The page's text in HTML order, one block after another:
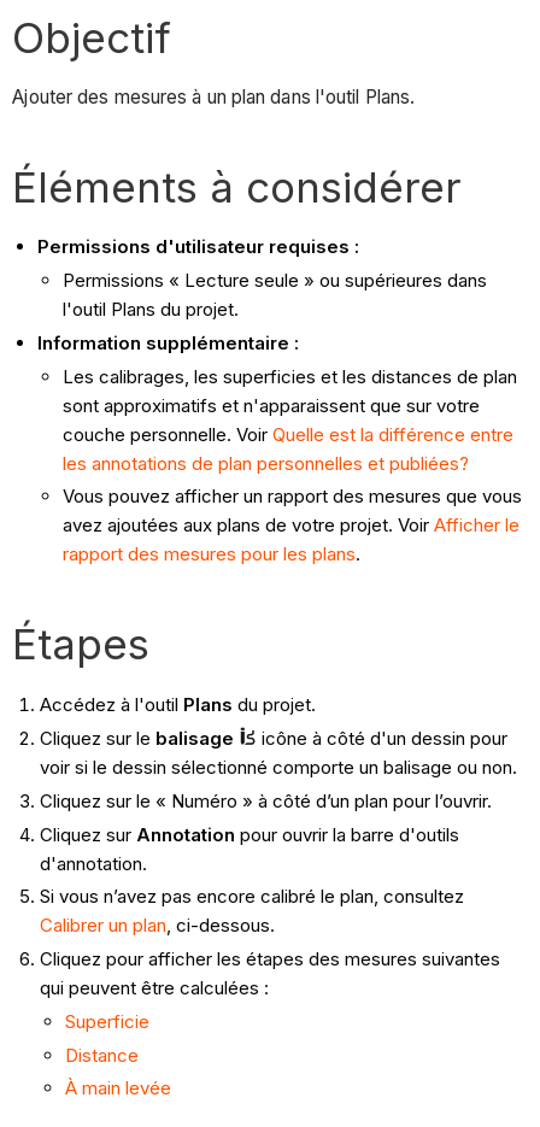
Objectif
Ajouter des mesures à un plan dans l'outil Plans.
Éléments à considérer
Permissions d'utilisateur requises :
Permissions « Lecture seule » ou supérieures dans
l'outil Plans du projet.
Information supplémentaire :
Les calibrages, les superficies et les distances de plan
sont approximatifs et n'apparaissent que sur votre
couche personnelle. VoirQuelle est la différence entre
les annotations de plan personnelles et publiées?
Vous pouvez afficher un rapport des mesures que vous
avez ajoutées aux plans de votre projet. VoirAfficher le
rapport des mesures pour les plans.
Étapes
Accédez à l'outil Plans du projet.
Cliquez sur le balisage
icône à côté d'un dessin pour
voir si le dessin sélectionné comporte un balisage ou non.
Cliquez sur le « Numéro » à côté d’un plan pour l’ouvrir.
Cliquez sur Annotation pour ouvrir la barre d'outils
d'annotation.
Si vous n’avez pas encore calibré le plan, consultez
Calibrer un plan, ci-dessous.
Cliquez pour afficher les étapes des mesures suivantes
qui peuvent être calculées :
Superficie
Distance
À main levée